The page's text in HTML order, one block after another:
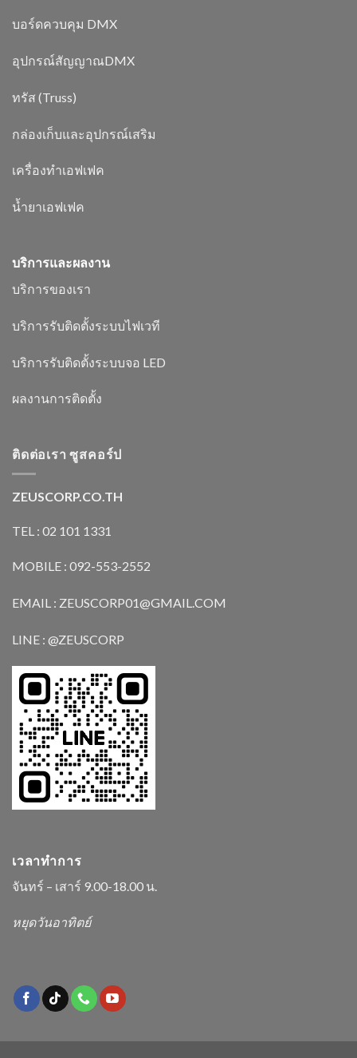
บอร์ดควบคุม DMX
อุปกรณ์สัญญาณDMX
ทรัส (Truss)
กล่องเก็บและอุปกรณ์เสริม
เครื่องทำเอฟเฟค
น้ำยาเอฟเฟค
บริการและผลงาน
บริการของเรา
บริการรับติดตั้งระบบไฟเวที
บริการรับติดตั้งระบบจอ LED
ผลงานการติดตั้ง
ติดต่อเรา ซูสคอร์ป
ZEUSCORP.CO.TH
TEL : 02 101 1331
MOBILE : 092-553-2552
EMAIL : ZEUSCORP01@GMAIL.COM
LINE : @ZEUSCORP
เวลาทำการ
จันทร์ – เสาร์ 9.00-18.00 น.
หยุดวันอาทิตย์